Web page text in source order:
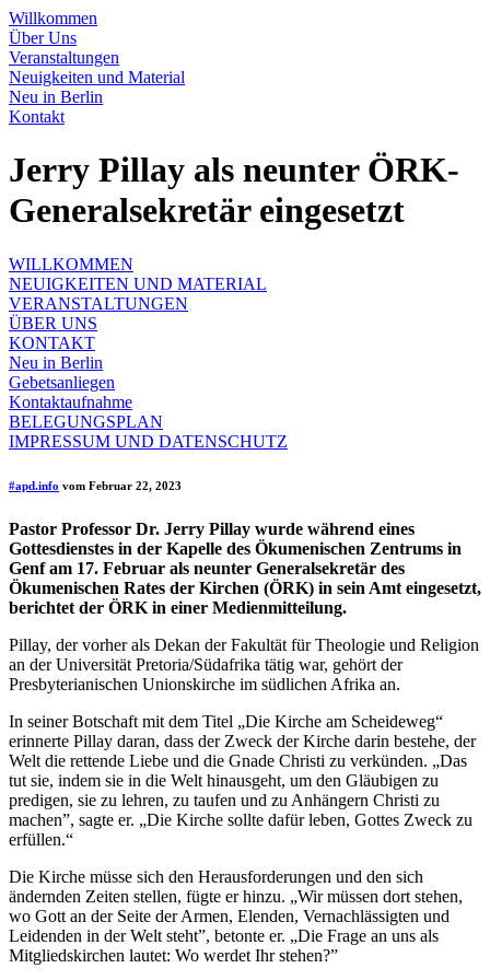
Willkommen
Über Uns
Veranstaltungen
Neuigkeiten und Material
Neu in Berlin
Kontakt
Jerry Pillay als neunter ÖRK-
Generalsekretär eingesetzt
WILLKOMMEN
NEUIGKEITEN UND MATERIAL
VERANSTALTUNGEN
ÜBER UNS
KONTAKT
Neu in Berlin
Gebetsanliegen
Kontaktaufnahme
BELEGUNGSPLAN
IMPRESSUM UND DATENSCHUTZ
#apd.info vom Februar 22, 2023
Pastor Professor Dr. Jerry Pillay wurde während eines
Gottesdienstes in der Kapelle des Ökumenischen Zentrums in
Genf am 17. Februar als neunter Generalsekretär des
Ökumenischen Rates der Kirchen (ÖRK) in sein Amt eingesetzt,
berichtet der ÖRK in einer Medienmitteilung.
Pillay, der vorher als Dekan der Fakultät für Theologie und Religion
an der Universität Pretoria/Südafrika tätig war, gehört der
Presbyterianischen Unionskirche im südlichen Afrika an.
In seiner Botschaft mit dem Titel „Die Kirche am Scheideweg“
erinnerte Pillay daran, dass der Zweck der Kirche darin bestehe, der
Welt die rettende Liebe und die Gnade Christi zu verkünden. „Das
tut sie, indem sie in die Welt hinausgeht, um den Gläubigen zu
predigen, sie zu lehren, zu taufen und zu Anhängern Christi zu
machen”, sagte er. „Die Kirche sollte dafür leben, Gottes Zweck zu
erfüllen.“
Die Kirche müsse sich den Herausforderungen und den sich
ändernden Zeiten stellen, fügte er hinzu. „Wir müssen dort stehen,
wo Gott an der Seite der Armen, Elenden, Vernachlässigten und
Leidenden in der Welt steht”, betonte er. „Die Frage an uns als
Mitgliedskirchen lautet: Wo werdet Ihr stehen?”